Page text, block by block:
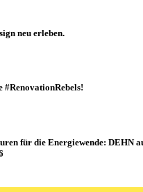
neu erleben.
#RenovationRebels!
für die Energiewende: DEHN